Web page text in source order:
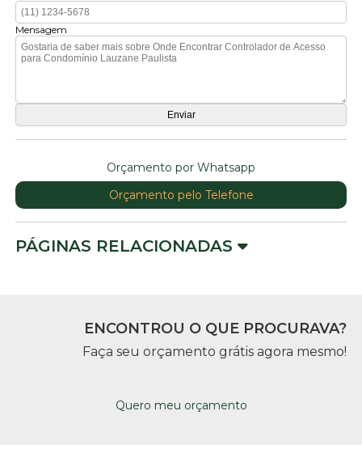
Mensagem
Orçamento por Whatsapp
Orçamento pelo Telefone
PÁGINAS RELACIONADAS
ENCONTROU O QUE PROCURAVA?
Faça seu orçamento grátis agora mesmo!
Quero meu orçamento